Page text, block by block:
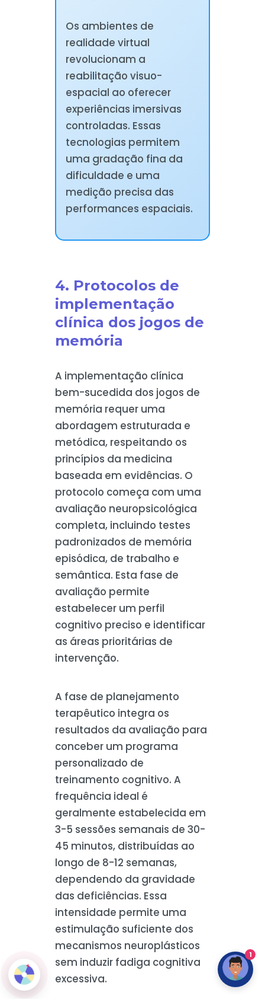
Os ambientes de
realidade virtual
revolucionam a
reabilitação visuo-
espacial ao oferecer
experiências imersivas
controladas. Essas
tecnologias permitem
uma gradação fina da
dificuldade e uma
medição precisa das
performances espaciais.
4. Protocolos de
implementação
clínica dos jogos de
memória
A implementação clínica
bem-sucedida dos jogos de
memória requer uma
abordagem estruturada e
metódica, respeitando os
princípios da medicina
baseada em evidências. O
protocolo começa com uma
avaliação neuropsicológica
completa, incluindo testes
padronizados de memória
episódica, de trabalho e
semântica. Esta fase de
avaliação permite
estabelecer um perfil
cognitivo preciso e identificar
as áreas prioritárias de
intervenção.
A fase de planejamento
terapêutico integra os
resultados da avaliação para
conceber um programa
personalizado de
treinamento cognitivo. A
frequência ideal é
geralmente estabelecida em
3-5 sessões semanais de 30-
45 minutos, distribuídas ao
longo de 8-12 semanas,
dependendo da gravidade
das deficiências. Essa
intensidade permite uma
estimulação suficiente dos
mecanismos neuroplásticos
sem induzir fadiga cognitiva
excessiva.
1